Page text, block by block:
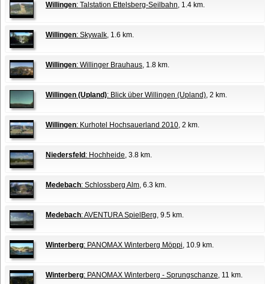
Willingen: Talstation Ettelsberg-Seilbahn, 1.4 km.
Willingen: Skywalk, 1.6 km.
Willingen: Willinger Brauhaus, 1.8 km.
Willingen (Upland): Blick über Willingen (Upland), 2 km.
Willingen: Kurhotel Hochsauerland 2010, 2 km.
Niedersfeld : Hochheide, 3.8 km.
Medebach: Schlossberg Alm, 6.3 km.
Medebach: AVENTURA SpielBerg, 9.5 km.
Winterberg: PANOMAX Winterberg Möppi, 10.9 km.
Winterberg: PANOMAX Winterberg - Sprungschanze, 11 km.